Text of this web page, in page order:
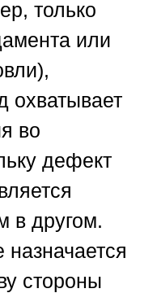
только
или
охватывает
во
дефект
в другом.
стороны